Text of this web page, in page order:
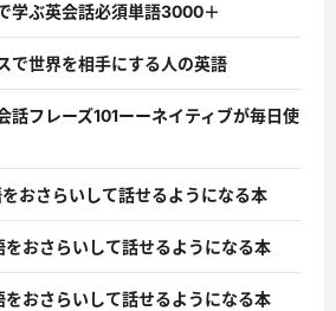
学ぶ英会話必須単語3000＋
で世界を相手にする人の英語
話フレーズ101ーーネイティブが毎日使
をおさらいして話せるようになる本
をおさらいして話せるようになる本
をおさらいして話せるようになる本